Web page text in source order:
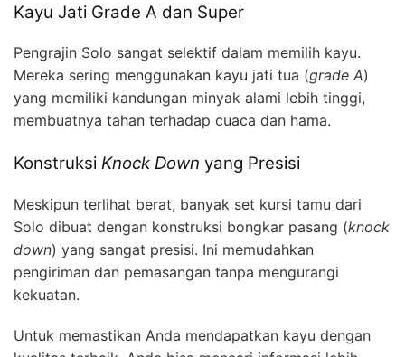
Kayu Jati Grade A dan Super
Pengrajin Solo sangat selektif dalam memilih kayu.
Mereka sering menggunakan kayu jati tua (grade A)
yang memiliki kandungan minyak alami lebih tinggi,
membuatnya tahan terhadap cuaca dan hama.
Konstruksi Knock Down yang Presisi
Meskipun terlihat berat, banyak set kursi tamu dari
Solo dibuat dengan konstruksi bongkar pasang (knock
down) yang sangat presisi. Ini memudahkan
pengiriman dan pemasangan tanpa mengurangi
kekuatan.
Untuk memastikan Anda mendapatkan kayu dengan